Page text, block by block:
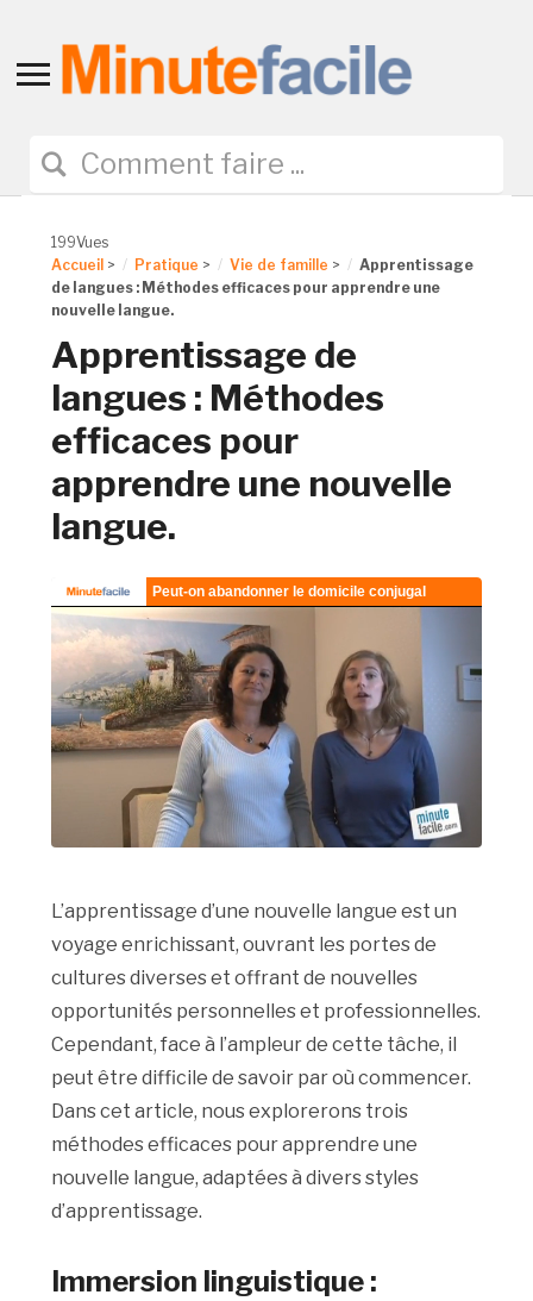
Toggle
navigation
199Vues
Accueil > Pratique > Vie de famille >
Apprentissage
de langues : Méthodes efficaces pour apprendre une
nouvelle langue.
Apprentissage de
langues : Méthodes
efficaces pour
apprendre une nouvelle
langue.
L’apprentissage d’une nouvelle langue est un
voyage enrichissant, ouvrant les portes de
cultures diverses et offrant de nouvelles
opportunités personnelles et professionnelles.
Cependant, face à l’ampleur de cette tâche, il
peut être difficile de savoir par où commencer.
Dans cet article, nous explorerons trois
méthodes efficaces pour apprendre une
nouvelle langue, adaptées à divers styles
d’apprentissage.
Immersion linguistique :